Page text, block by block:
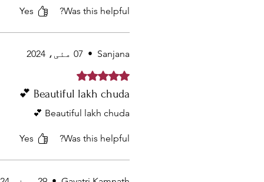
Was this helpful?
Yes
Sanjana
• 07 مئی، 2024
Rated 5 out of 5 stars.
Beautiful lakh chuda 💕
Beautiful lakh chuda 💕
Was this helpful?
Yes